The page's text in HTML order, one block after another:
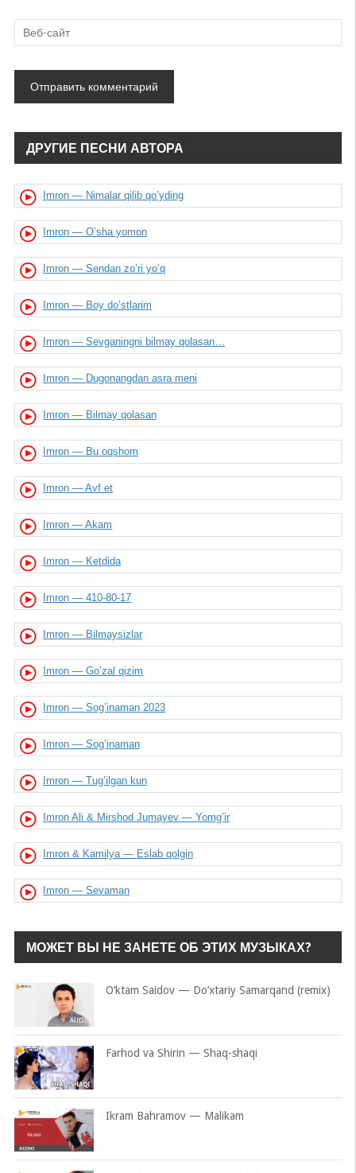
ДРУГИЕ ПЕСНИ АВТОРА
Imron — Nimalar qilib qo’yding
Imron — O’sha yomon
Imron — Sendan zo’ri yo’q
Imron — Boy do’stlarim
Imron — Sevganingni bilmay qolasan…
Imron — Dugonangdan asra meni
Imron — Bilmay qolasan
Imron — Bu oqshom
Imron — Avf et
Imron — Akam
Imron — Ketdida
Imron — 410-80-17
Imron — Bilmaysizlar
Imron — Go’zal qizim
Imron — Sog’inaman 2023
Imron — Sog’inaman
Imron — Tug’ilgan kun
Imron Ali & Mirshod Jumayev — Yomg’ir
Imron & Kamilya — Eslab qolgin
Imron — Sevaman
МОЖЕТ ВЫ НЕ ЗАНЕТЕ ОБ ЭТИХ МУЗЫКАХ?
O’ktam Saidov — Do’xtariy Samarqand (remix)
Farhod va Shirin — Shaq-shaqi
Ikram Bahramov — Malikam